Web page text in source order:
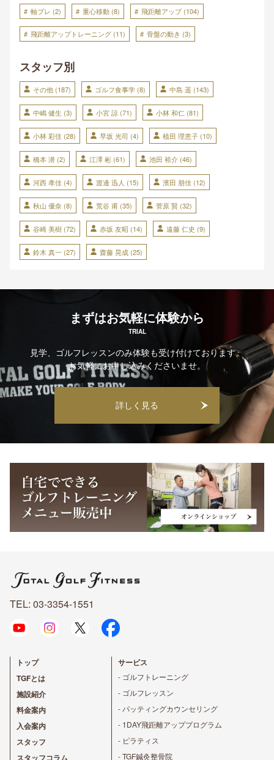
軸ブレ (2) 重心移動 (8) 飛距離アップ(104)
飛距離アップトレーニング (11) 骨盤の動き (3)
スタッフ別
その他 (187) ゴルフ食事学 (8) 中島 遥 (143)
中嶋 健生 (3) 小宮 諒 (71) 小林 和仁 (81)
小林 彩佳 (28) 早坂 光司 (4) 植田 理恵子 (10)
橋本 潜 (2) 江澤 彬 (61) 池田 裕介 (46)
河西 孝佳 (4) 渡邊 迅人 (15) 濱田 朋佳 (12)
秋山 優奈 (8) 荒谷 甫 (35) 菅原 賢 (32)
谷崎 美樹 (72) 赤坂 友昭 (14) 遠藤 仁史 (9)
鈴木 真一 (27) 齋藤 晃成 (25)
まずはお気軽に体験から
TRIAL
見学、ゴルフレッスンのみ体験も受け付けております。
お気軽にお申し込みくださいませ。
詳しく見る
TEL: 03-3354-1551
トップ
TGFとは
施設紹介
料金案内
入会案内
スタッフ
スタッフコラム
サービス
- ゴルフトレーニング
- ゴルフレッスン
- パッティングカウンセリング
- 1DAY飛距離アッププログラム
- ピラティス
- TGF鍼灸整骨院